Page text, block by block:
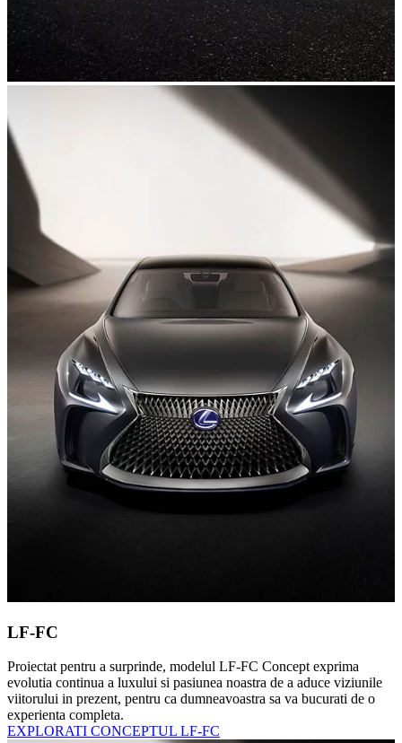
LF-FC
Proiectat pentru a surprinde, modelul LF-FC Concept exprima
evolutia continua a luxului si pasiunea noastra de a aduce viziunile
viitorului in prezent, pentru ca dumneavoastra sa va bucurati de o
experienta completa.
EXPLORATI CONCEPTUL LF-FC